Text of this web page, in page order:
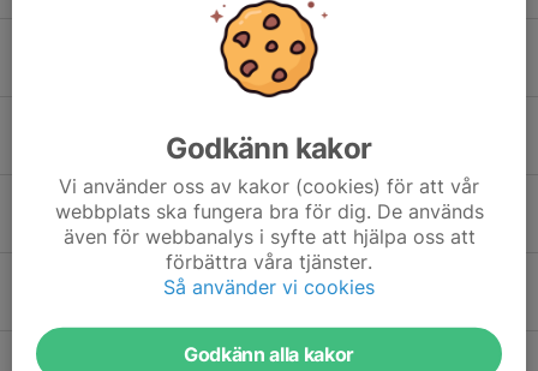
Nu kör träningen igång igen…och lite mer info
13 jun 2024
Glad Påsk och nya träningstider efter påsk
22 mar 2024
Svara på kallelser - viktigt inför matcher och cuper
Föräldrarmöte - Noteringar från den 12/2-24
Godkänn kakor
Vi använder oss av kakor (cookies) för att vår
webbplats ska fungera bra för dig. De används
även för webbanalys i syfte att hjälpa oss att
förbättra våra tjänster.
Så använder vi cookies
Godkänn alla kakor